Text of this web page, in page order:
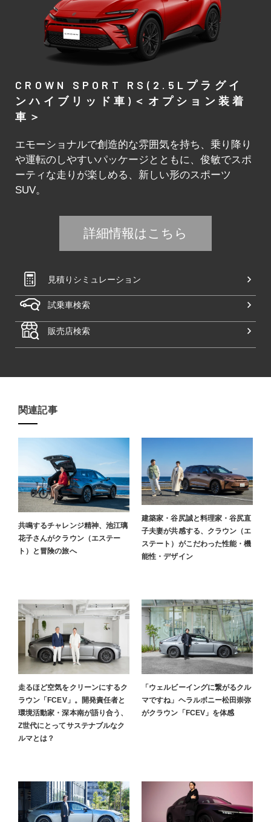
CROWN SPORT RS(2.5Lプラグイ
ンハイブリッド車)＜オプション装着
車＞
エモーショナルで創造的な雰囲気を持ち、乗り降り
や運転のしやすいパッケージとともに、俊敏でスポ
ーティな走りが楽しめる、新しい形のスポーツ
SUV。
詳細情報はこちら
見積りシミュレーション
試乗車検索
販売店検索
関連記事​
共鳴するチャレンジ精神、池江璃
花子さんがクラウン（エステー
ト）と冒険の旅へ
建築家・谷尻誠と料理家・谷尻直
子夫妻が共感する、クラウン（エ
ステート）がこだわった性能・機
能性・デザイン
走るほど空気をクリーンにするク
ラウン「FCEV」。開発責任者と
環境活動家・深本南が語り合う、
Z世代にとってサステナブルなク
ルマとは？
「ウェルビーイングに繋がるクル
マですね」ヘラルボニー松田崇弥
がクラウン「FCEV」を体感